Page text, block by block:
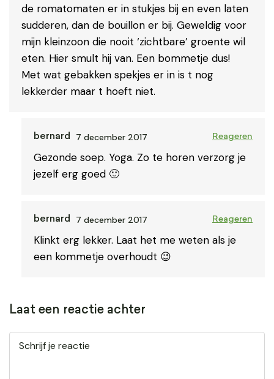
de romatomaten er in stukjes bij en even laten
sudderen, dan de bouillon er bij. Geweldig voor
mijn kleinzoon die nooit ‘zichtbare’ groente wil
eten. Hier smult hij van. Een bommetje dus!
Met wat gebakken spekjes er in is t nog
lekkerder maar t hoeft niet.
bernard 7 december 2017 Reageren
Gezonde soep. Yoga. Zo te horen verzorg je
jezelf erg goed 🙂
bernard 7 december 2017 Reageren
Klinkt erg lekker. Laat het me weten als je
een kommetje overhoudt 😉
Laat een reactie achter